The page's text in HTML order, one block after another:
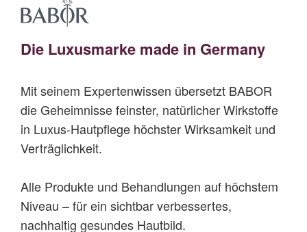
Die Luxusmarke made in Germany
Mit seinem Expertenwissen übersetzt BABOR
die Geheimnisse feinster, natürlicher Wirkstoffe
in Luxus-Hautpflege höchster Wirksamkeit und
Verträglichkeit.
Alle Produkte und Behandlungen auf höchstem
Niveau – für ein sichtbar verbessertes,
nachhaltig gesundes Hautbild.